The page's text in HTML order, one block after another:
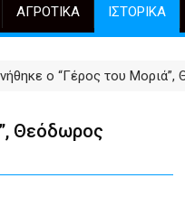
ΑΓΡΟΤΙΚΆ ΙΣΤΟΡΙΚΆ
ο “Γέρος του
Θεόδωρος